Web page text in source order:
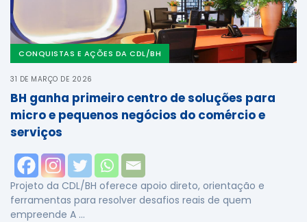
CONQUISTAS E AÇÕES DA CDL/BH
31 DE MARÇO DE 2026
BH ganha primeiro centro de soluções para
micro e pequenos negócios do comércio e
serviços
Projeto da CDL/BH oferece apoio direto, orientação e
ferramentas para resolver desafios reais de quem
empreende A …